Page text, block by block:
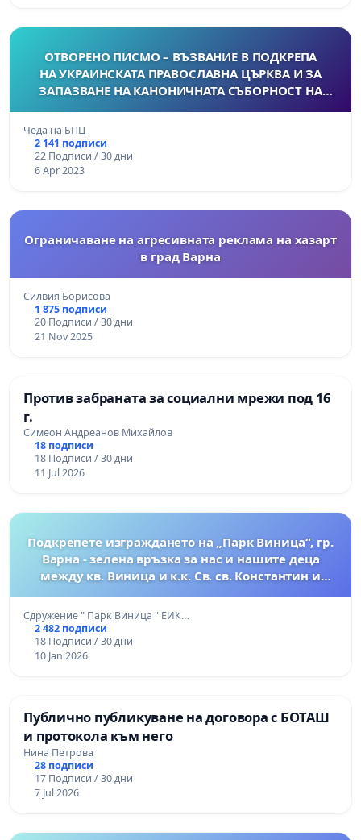
ОТВОРЕНО ПИСМО – ВЪЗВАНИЕ В ПОДКРЕПА
НА УКРАИНСКАТА ПРАВОСЛАВНА ЦЪРКВА И ЗА
ЗАПАЗВАНЕ НА КАНОНИЧНАТА СЪБОРНОСТ НА
Чеда на БПЦ
2 141 подписи
22 Подписи / 30 дни
6 Apr 2023
Ограничаване на агресивната реклама на хазарт
в град Варна
Силвия Борисова
1 875 подписи
20 Подписи / 30 дни
21 Nov 2025
Против забраната за социални мрежи под 16
г.
Симеон Андреанов Михайлов
18 подписи
18 Подписи / 30 дни
11 Jul 2026
Подкрепете изграждането на „Парк Виница“, гр.
Варна - зелена връзка за нас и нашите деца
между кв. Виница и к.к. Св. св. Константин и
Сдружение " Парк Виница " ЕИК…
2 482 подписи
18 Подписи / 30 дни
10 Jan 2026
Публично публикуване на договора с БОТАШ
и протокола към него
Нина Петрова
28 подписи
17 Подписи / 30 дни
7 Jul 2026